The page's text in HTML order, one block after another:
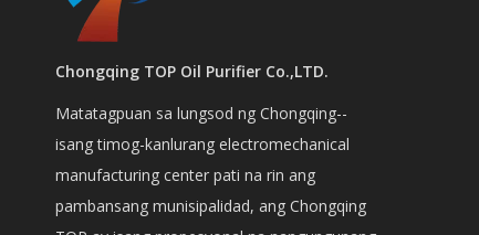
Chongqing TOP Oil Purifier Co.,LTD.
Matatagpuan sa lungsod ng Chongqing--
isang timog-kanlurang electromechanical
manufacturing center pati na rin ang
pambansang munisipalidad, ang Chongqing